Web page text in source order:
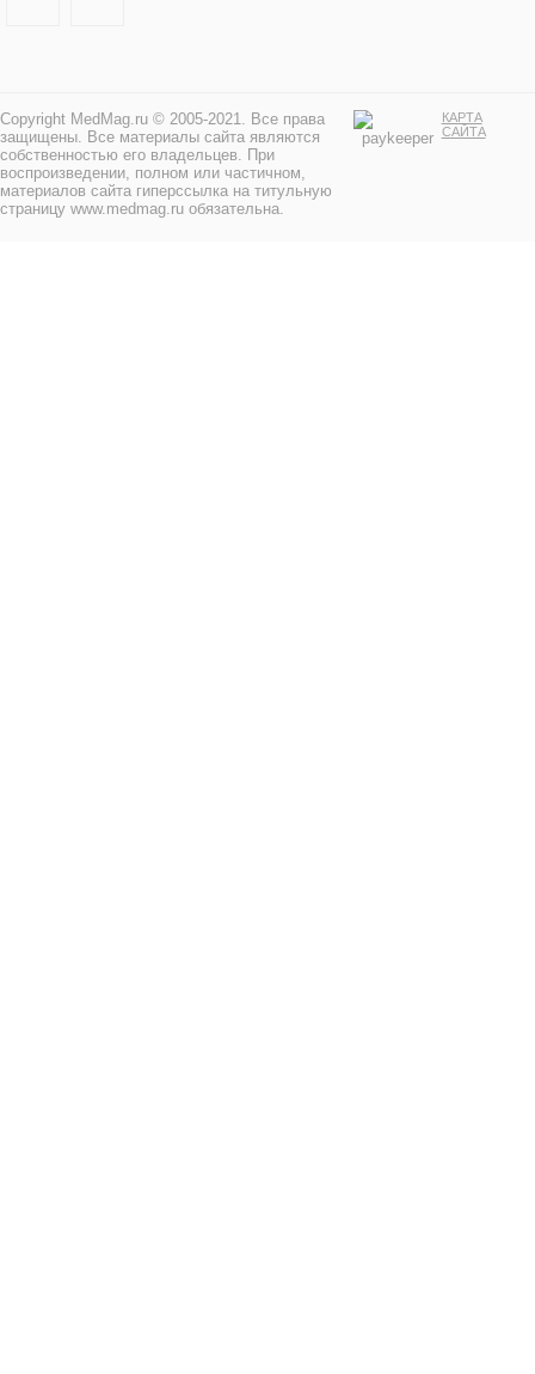
Copyright MedMag.ru © 2005-2021. Все права
защищены. Все материалы сайта являются
собственностью его владельцев. При
воспроизведении, полном или частичном,
материалов сайта гиперссылка на титульную
страницу www.medmag.ru обязательна.
КАРТА
САЙТА